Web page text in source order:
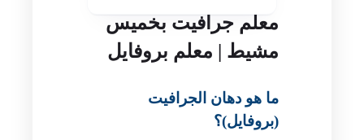
معلم جرافيت بخميس
مشيط | معلم بروفايل
ما هو دهان الجرافيت
(بروفايل)؟